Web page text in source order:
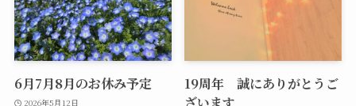
6月7月8月のお休み予定
2026年5月12日
19周年 誠にありがとうご